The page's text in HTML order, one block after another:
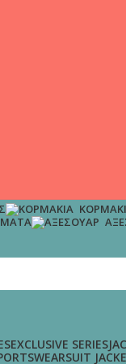
EXCLUSIVE SERIES
SUIT